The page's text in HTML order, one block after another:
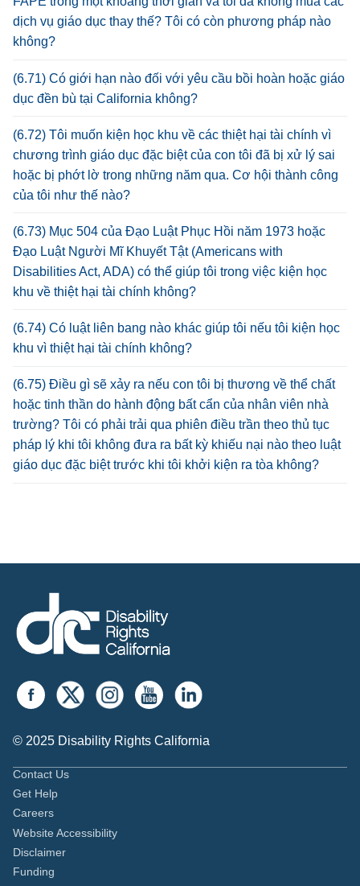
dịch vụ giáo dục thay thế? Tôi có còn phương pháp nào
không?
(6.71) Có giới hạn nào đối với yêu cầu bồi hoàn hoặc giáo
dục đền bù tại California không?
(6.72) Tôi muốn kiện học khu về các thiệt hại tài chính vì
chương trình giáo dục đặc biệt của con tôi đã bị xử lý sai
hoặc bị phớt lờ trong những năm qua. Cơ hội thành công
của tôi như thế nào?
(6.73) Mục 504 của Đạo Luật Phục Hồi năm 1973 hoặc
Đạo Luật Người Mĩ Khuyết Tật (Americans with
Disabilities Act, ADA) có thể giúp tôi trong việc kiện học
khu về thiệt hại tài chính không?
(6.74) Có luật liên bang nào khác giúp tôi nếu tôi kiện học
khu vì thiệt hại tài chính không?
(6.75) Điều gì sẽ xảy ra nếu con tôi bị thương về thể chất
hoặc tinh thần do hành động bất cẩn của nhân viên nhà
trường? Tôi có phải trải qua phiên điều trần theo thủ tục
pháp lý khi tôi không đưa ra bất kỳ khiếu nại nào theo luật
giáo dục đặc biệt trước khi tôi khởi kiện ra tòa không?
© 2025 Disability Rights California
Contact Us
Get Help
Careers
Website Accessibility
Disclaimer
Funding